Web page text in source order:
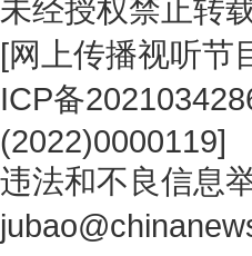
未经授权禁止转
[网上传播视听节
ICP备
(2022)0000119]
违法和不良信息